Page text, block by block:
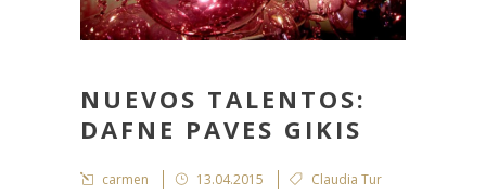
NUEVOS TALENTOS:
DAFNE PAVES GIKIS
carmen 13.04.2015
Claudia Tur